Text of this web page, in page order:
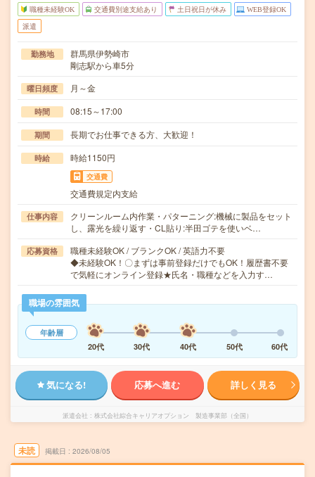
職種未経験OK 交通費別途支給あり 土日祝日が休み WEB登録OK
派遣
勤務地
群馬県伊勢崎市
剛志駅から車5分
曜日頻度 月～金
時間 08:15～17:00
期間 長期でお仕事できる方、大歓迎！
時給 時給1150円
交通費
交通費規定内支給
仕事内容
クリーンルーム内作業・パターニング:機械に製品をセット
し、露光を繰り返す・CL貼り:半田ゴテを使いベ…
応募資格
職種未経験OK / ブランクOK / 英語力不要
◆未経験OK！〇まずは事前登録だけでもOK！履歴書不要
で気軽にオンライン登録★氏名・職種などを入力す…
職場の雰囲気
年齢層
20代
30代 40代 50代 60代
気になる! 応募へ進む 詳しく見る
派遣会社 株式会社綜合キャリアオプション 製造事業部（全国）
未読 掲載日 2026/08/05